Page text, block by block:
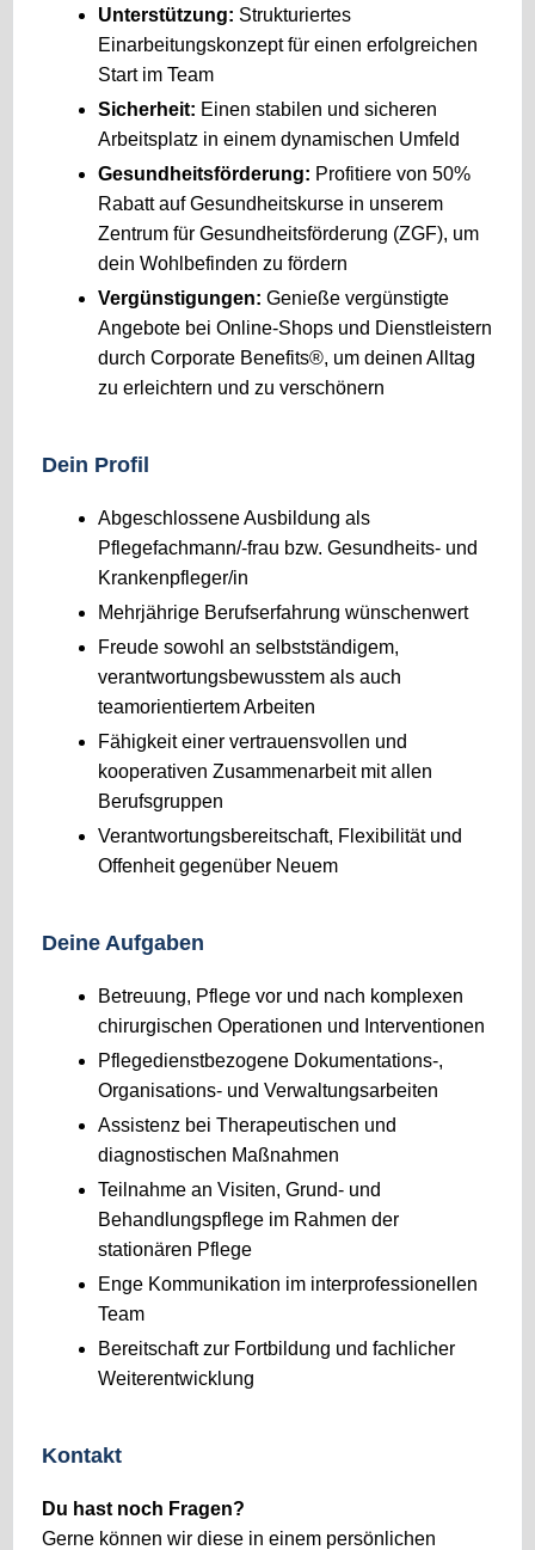
Unterstützung: Strukturiertes
Einarbeitungskonzept für einen erfolgreichen
Start im Team
Sicherheit: Einen stabilen und sicheren
Arbeitsplatz in einem dynamischen Umfeld
Gesundheitsförderung: Profitiere von 50%
Rabatt auf Gesundheitskurse in unserem
Zentrum für Gesundheitsförderung (ZGF), um
dein Wohlbefinden zu fördern
Vergünstigungen: Genieße vergünstigte
Angebote bei Online-Shops und Dienstleistern
durch Corporate Benefits®, um deinen Alltag
zu erleichtern und zu verschönern
Dein Profil
Abgeschlossene Ausbildung als
Pflegefachmann/-frau bzw. Gesundheits- und
Krankenpfleger/in
Mehrjährige Berufserfahrung wünschenwert
Freude sowohl an selbstständigem,
verantwortungsbewusstem als auch
teamorientiertem Arbeiten
Fähigkeit einer vertrauensvollen und
kooperativen Zusammenarbeit mit allen
Berufsgruppen
Verantwortungsbereitschaft, Flexibilität und
Offenheit gegenüber Neuem
Deine Aufgaben
Betreuung, Pflege vor und nach komplexen
chirurgischen Operationen und Interventionen
Pflegedienstbezogene Dokumentations-,
Organisations- und Verwaltungsarbeiten
Assistenz bei Therapeutischen und
diagnostischen Maßnahmen
Teilnahme an Visiten, Grund- und
Behandlungspflege im Rahmen der
stationären Pflege
Enge Kommunikation im interprofessionellen
Team
Bereitschaft zur Fortbildung und fachlicher
Weiterentwicklung
Kontakt
Du hast noch Fragen?
Gerne können wir diese in einem persönlichen